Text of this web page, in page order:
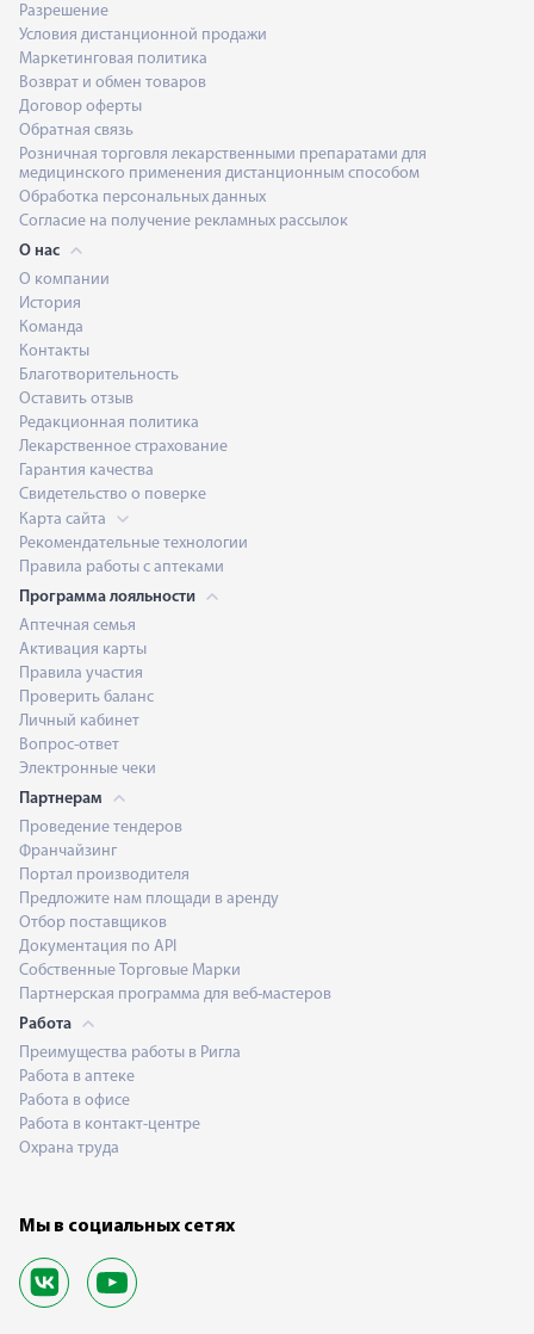
Разрешение
Условия дистанционной продажи
Маркетинговая политика
Возврат и обмен товаров
Договор оферты
Обратная связь
Розничная торговля лекарственными препаратами для
медицинского применения дистанционным способом
Обработка персональных данных
Согласие на получение рекламных рассылок
О нас
О компании
История
Команда
Контакты
Благотворительность
Оставить отзыв
Редакционная политика
Лекарственное страхование
Гарантия качества
Свидетельство о поверке
Карта сайта
Рекомендательные технологии
Правила работы с аптеками
Программа лояльности
Аптечная семья
Активация карты
Правила участия
Проверить баланс
Личный кабинет
Вопрос-ответ
Электронные чеки
Партнерам
Проведение тендеров
Франчайзинг
Портал производителя
Предложите нам площади в аренду
Отбор поставщиков
Документация по API
Собственные Торговые Марки
Партнерская программа для веб-мастеров
Работа
Преимущества работы в Ригла
Работа в аптеке
Работа в офисе
Работа в контакт-центре
Охрана труда
Мы в социальных сетях